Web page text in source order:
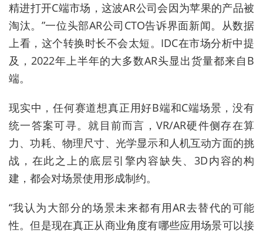
精进打开C端市场，这波AR公司会因为苹果的产品被
淘汰。”一位头部AR公司CTO告诉界面新闻。从数据
上看，这个转换时长不会太短。IDC在市场分析中提
及，2022年上半年的大多数AR头显出货量都来自B
端。
现实中，任何赛道想真正用好B端和C端场景，没有
统一答案可寻。就目前而言，VR/AR硬件侧存在算
力、功耗、物理尺寸、光学显示和人机互动方面的挑
战，在此之上的底层引擎内容缺失、3D内容的构
建，都会对场景使用形成制约。
“我认为大部分的场景未来都有用AR去替代的可能
性。但是现在真正从商业角度有哪些应用场景可以接